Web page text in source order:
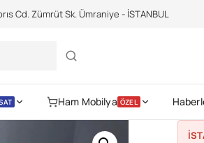
Cd. Zümrüt Sk. Ümraniye - İSTANBUL
Ham Mobilya ÖZEL
of pharmaceuticals - steroidilegalionline.it